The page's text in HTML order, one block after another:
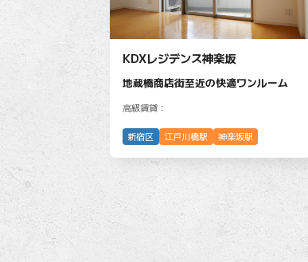
KDXレジデンス神楽坂
地蔵橋商店街至近の快適ワンルーム
高級賃貸：
新宿区 江戸川橋駅 神楽坂駅